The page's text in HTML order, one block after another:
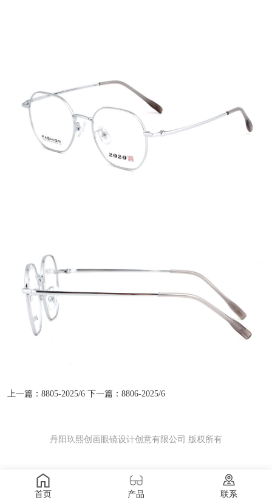
上一篇：8805-2025/6 下一篇：8806-2025/6
丹阳玖熙创画眼镜设计创意有限公司 版权所有
首页 产品 联系